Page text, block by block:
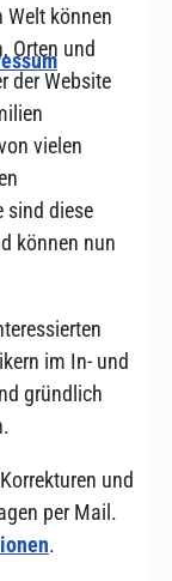
Welt können
Orten und
der Website
vielen
sind diese
können nun
im In- und
gründlich
und
per Mail.
.